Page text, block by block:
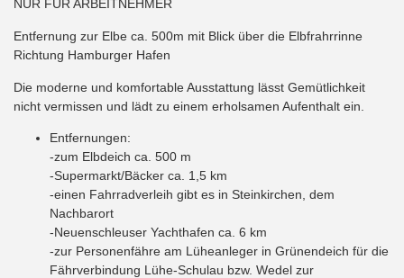
NUR FÜR ARBEITNEHMER
Entfernung zur Elbe ca. 500m mit Blick über die Elbfrahrrinne
Richtung Hamburger Hafen
Die moderne und komfortable Ausstattung lässt Gemütlichkeit
nicht vermissen und lädt zu einem erholsamen Aufenthalt ein.
Entfernungen:
-zum Elbdeich ca. 500 m
-Supermarkt/Bäcker ca. 1,5 km
-einen Fahrradverleih gibt es in Steinkirchen, dem
Nachbarort
-Neuenschleuser Yachthafen ca. 6 km
-zur Personenfähre am Lüheanleger in Grünendeich für die
Fährverbindung Lühe-Schulau bzw. Wedel zur